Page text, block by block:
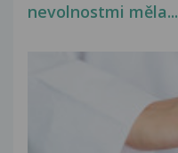
nevolnostmi měla...